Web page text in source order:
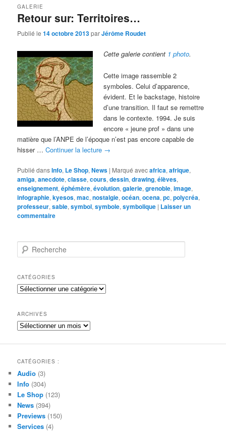
Retour sur: Territoires…
GALERIE
Publié le14 octobre 2013parJérôme Roudet
Cette galerie contient 1 photo.
Cette image rassemble 2
symboles. Celui d’apparence,
évident. Et le backstage, histoire
d’une transition. Il faut se remettre
dans le contexte. 1994. Je suis
encore « jeune prof » dans une
matière que l’ANPE de l’époque n’est pas encore capable de
hisser …Continuer la lecture →
Publié dansInfo, Le Shop,News | Marqué avecafrica,afrique,
amiga,anecdote,classe,cours,dessin,drawing,élèves,
enseignement,éphémère,évolution,galerie,grenoble,image,
infographie,kyesos,mac,nostalgie,océan,ocena,pc,polycréa,
professeur,sable,symbol,symbole,symbolique | Laisser un
commentaire
e
h
e
r
h
e
CATÉGORIES
Catégories
ARCHIVES
Archives
CATÉGORIES :
Audio (3)
Info (304)
Le Shop (123)
News (394)
Previews (150)
Services (4)